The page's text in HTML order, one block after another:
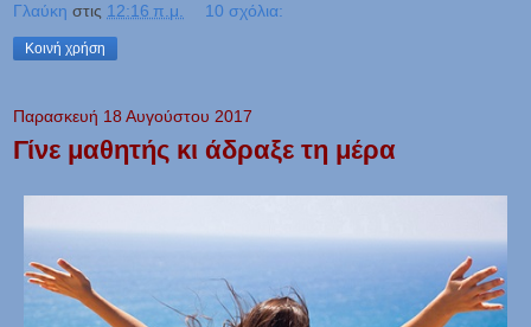
Γλαύκη στις 12:16 π.μ. 10 σχόλια:
Κοινή χρήση
Παρασκευή 18 Αυγούστου 2017
Γίνε μαθητής κι άδραξε τη μέρα